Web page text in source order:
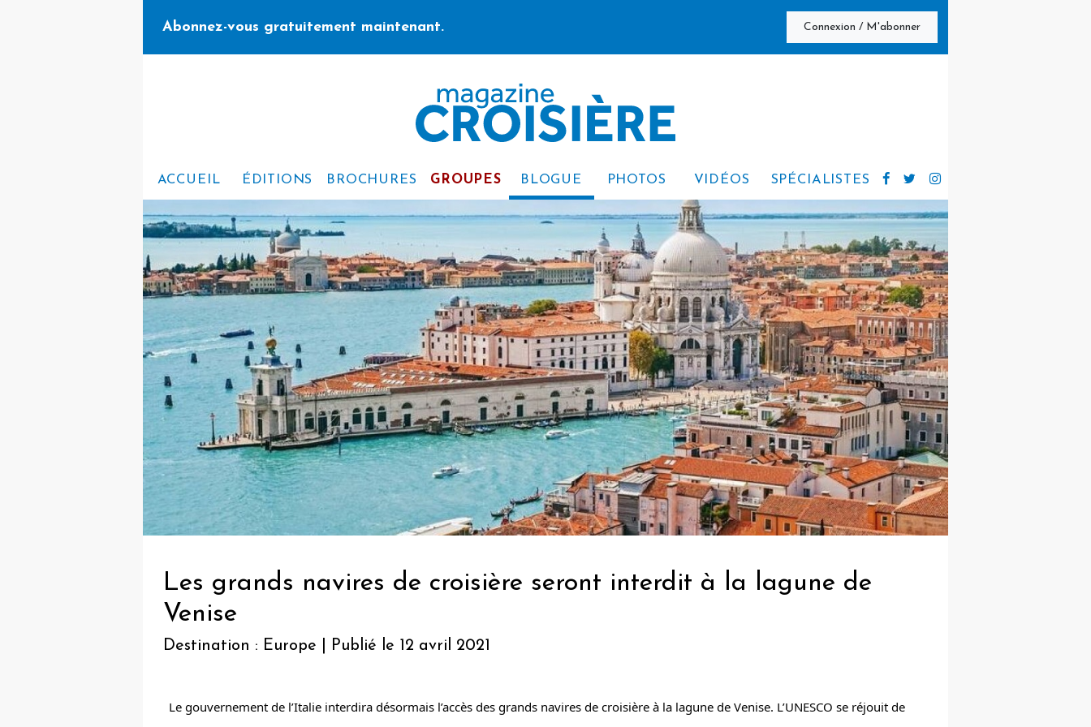
Abonnez-vous gratuitement maintenant. Connexion / M'abonner
ACCUEIL ÉDITIONS BROCHURES GROUPES BLOGUE PHOTOS VIDÉOS SPÉCIALISTES
Les grands navires de croisière seront interdit à la lagune de
Venise
Destination : Europe | Publié le 12 avril 2021
Le gouvernement de l’Italie interdira désormais l’accès des grands navires de croisière à la lagune de Venise. L’UNESCO se réjouit de